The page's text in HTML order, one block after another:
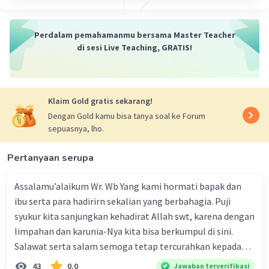
Iklan
Meikarlina S Community Level 27
Pengertian paragraf narasi adalah paragraf yang
berisi cerita atau kisah tentang suatu kejadian
atau peristiwa. Tujuan dari paragraf narasi adalah
untuk memberikan gambaran tentang cerita
pembaca. Paragraf narasi dapat berisi unsur-
unsur seperti tokoh, plot, konflik, dan
penyelesaian cerita.
Fungsi dari paragraf narasi adalah untuk
menghibur atau mengajarkan pembaca melalui
cerita atau kisah yang diceritakan. Paragraf
Perdalam pemahamanmu bersama Master Teacher
di sesi Live Teaching, GRATIS!
Klaim Gold gratis sekarang!
Dengan Gold kamu bisa tanya soal ke Forum
sepuasnya, lho.
Pertanyaan serupa
Assalamu’alaikum Wr. Wb Yang kami hormati bapak dan
ibu serta para hadirirn sekalian yang berbahagia. Puji
syukur kita sanjungkan kehadirat Allah swt, karena dengan
limpahan dan karunia-Nya kita bisa berkumpul di sini.
Salawat serta salam semoga tetap tercurahkan kepada
junjungan Nabi besar Muhammad saw, karena beliau
43 0.0 Jawaban terverifikasi